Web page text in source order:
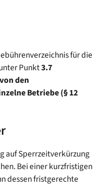
für die
Punkt3.7
den
Betriebe (§ 12
auf Sperrzeitverkürzung
Bei einer kurzfristigen
dessen fristgerechte